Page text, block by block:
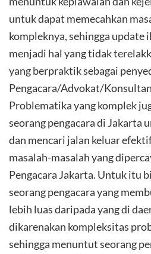
untuk dapat memecahkan
kompleknya, sehingga update
menjadi hal yang tidak
yang berpraktik sebagai
Pengacara/Advokat/
Problematika yang komplek
seorang pengacara di Jakarta
dan mencari jalan keluar
masalah-masalah yang
Pengacara Jakarta. Untuk itu
seorang pengacara yang
lebih luas daripada yang di
dikarenakan kompleksitas
sehingga menuntut seorang